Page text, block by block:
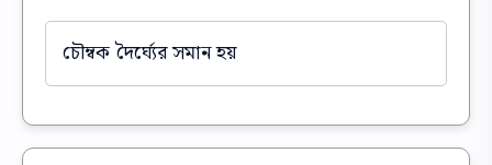
চৌম্বক দৈর্ঘ্যের সমান হয়